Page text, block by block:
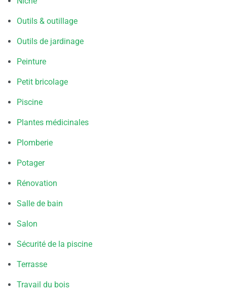
Outils & outillage
Outils de jardinage
Peinture
Petit bricolage
Piscine
Plantes médicinales
Plomberie
Potager
Rénovation
Salle de bain
Salon
Sécurité de la piscine
Terrasse
Travail du bois